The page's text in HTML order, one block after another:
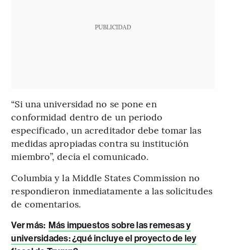
PUBLICIDAD
“Si una universidad no se pone en
conformidad dentro de un periodo
especificado, un acreditador debe tomar las
medidas apropiadas contra su institución
miembro”, decía el comunicado.
Columbia y la Middle States Commission no
respondieron inmediatamente a las solicitudes
de comentarios.
Ver más: Más impuestos sobre las remesas y
universidades: ¿qué incluye el proyecto de ley